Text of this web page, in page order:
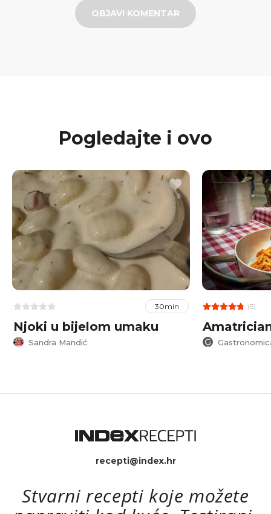
OBJAVI KOMENTAR
Pogledajte i ovo
30min
Njoki u bijelom umaku
Sandra Mandić
(5)
recepti@index.hr
Stvarni recepti koje možete